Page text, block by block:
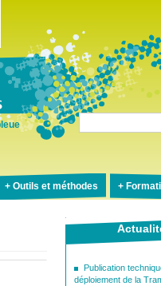
Outils et méthodes
Publication
déploiement de la